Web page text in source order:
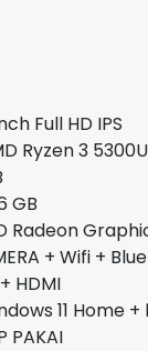
Full HD IPS
3 5300U
+ Wifi +
HDMI
11 Home +
PAKAI